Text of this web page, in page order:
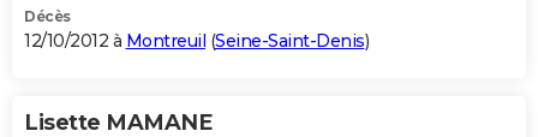
Décès
12/10/2012 à Montreuil (Seine-Saint-Denis)
Lisette MAMANE